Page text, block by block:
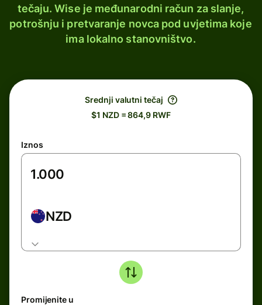
tečaju. Wise je međunarodni račun za slanje,
potrošnju i pretvaranje novca pod uvjetima koje
ima lokalno stanovništvo.
Srednji valutni tečaj
$1 NZD = 864,9 RWF
Iznos
NZD
Promijenite u